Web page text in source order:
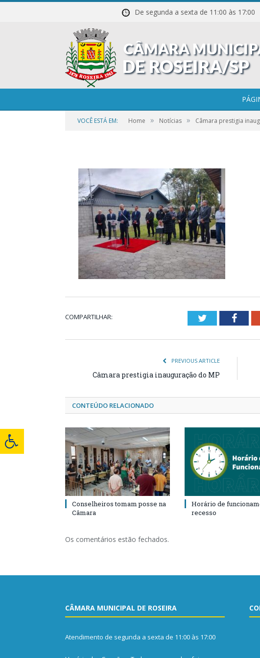
De segunda a sexta de 11:00 às
VOCÊ ESTÁ EM: Home » Notícias » Câmara prestigia
COMPARTILHAR: Twitter
PREVIOUS ARTICLE
Câmara prestigia inauguração do MP
CONTEÚDO RELACIONADO
Conselheiros tomam posse na
Câmara
Horário de
recesso
Os comentários estão fechados.
CÂMARA MUNICIPAL DE ROSEIRA
Atendimento de segunda a sexta de 11:00 às 17:00